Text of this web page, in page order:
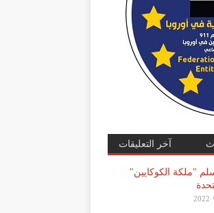
آخر التعليقات
"ملكة الكوكايين"